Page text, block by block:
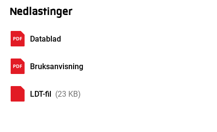
Nedlastinger
Datablad
Bruksanvisning
LDT-fil (23 KB)